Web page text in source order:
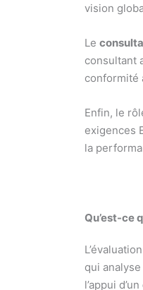
vision
Le
consultant
conformité
Enfin, le
exigences
la
Qu’est-ce
qui
l’appui d’un